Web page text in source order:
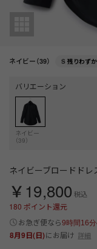
ネイビー（39） S 残りわずか
バリエーション
ネイビー
（39）
ネイビーブロードドレ
￥19,800 税込
180 ポイント還元
お急ぎ便なら9時間16
8月9日(日)にお届け 詳細